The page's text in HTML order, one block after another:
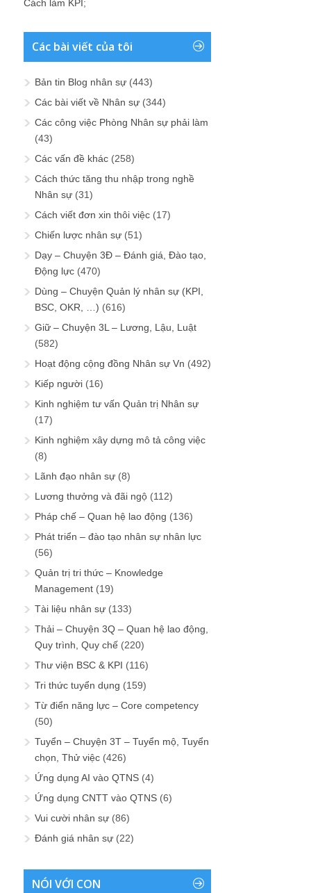
Cách làm KPI ;
Các bài viết của tôi
Bản tin Blog nhân sự (443)
Các bài viết về Nhân sự (344)
Các công việc Phòng Nhân sự phải làm
(43)
Các vấn đề khác (258)
Cách thức tăng thu nhập trong nghề
Nhân sự (31)
Cách viết đơn xin thôi việc (17)
Chiến lược nhân sự (51)
Dạy – Chuyện 3Đ – Đánh giá, Đào tạo,
Động lực (470)
Dùng – Chuyện Quản lý nhân sự (KPI,
BSC, OKR, …) (616)
Giữ – Chuyện 3L – Lương, Lậu, Luật
(582)
Hoạt động cộng đồng Nhân sự Vn (492)
Kiếp người (16)
Kinh nghiệm tư vấn Quản trị Nhân sự
(17)
Kinh nghiệm xây dựng mô tả công việc
(8)
Lãnh đạo nhân sự (8)
Lương thưởng và đãi ngộ (112)
Pháp chế – Quan hệ lao động (136)
Phát triển – đào tạo nhân sự nhân lực
(56)
Quản trị tri thức – Knowledge
Management (19)
Tài liệu nhân sự (133)
Thải – Chuyện 3Q – Quan hệ lao động,
Quy trình, Quy chế (220)
Thư viện BSC & KPI (116)
Tri thức tuyển dụng (159)
Từ điển năng lực – Core competency
(50)
Tuyển – Chuyện 3T – Tuyển mộ, Tuyển
chọn, Thử việc (426)
Ứng dụng AI vào QTNS (4)
Ứng dụng CNTT vào QTNS (6)
Vui cười nhân sự (86)
Đánh giá nhân sự (22)
NÓI VỚI CON